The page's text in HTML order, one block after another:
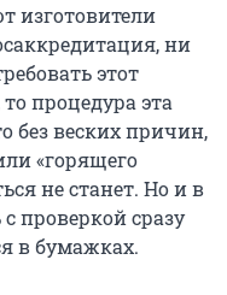
изготовители
ни
этот
процедура эта
без веских причин,
«горящего
не станет. Но и в
проверкой сразу
в бумажках.